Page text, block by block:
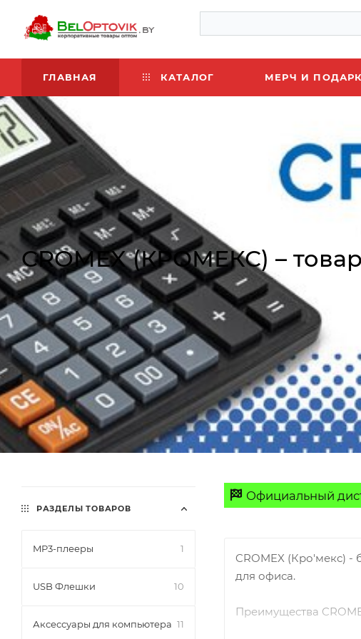
ГЛАВНАЯ КАТАЛОГ МЕРЧ И
CROMEX (КРОМЕКС) –
Официальный
CROMEX (Кро'мекс) -
для офиса.
Преимущества
РАЗДЕЛЫ ТОВАРОВ
MP3-плееры 1
USB Флешки 10
Аксессуары для компьютера 11